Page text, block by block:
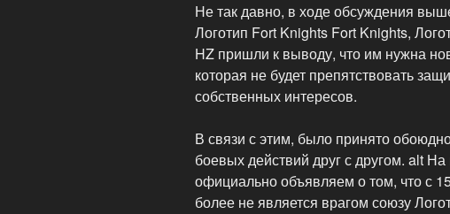
Не так давно, в ходе обсуждения
Логотип Fort Knights Fort Knights,
HZ пришли к выводу, что им нужна
которая не будет препятствовать
собственных интересов.
В связи с этим, было принято
боевых действий друг с другом. alt
официально объявляем о том, что с
более не является врагом союзу